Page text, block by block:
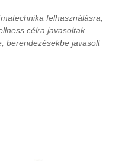
felhasználásra,
célra javasoltak.
berendezésekbe javasolt